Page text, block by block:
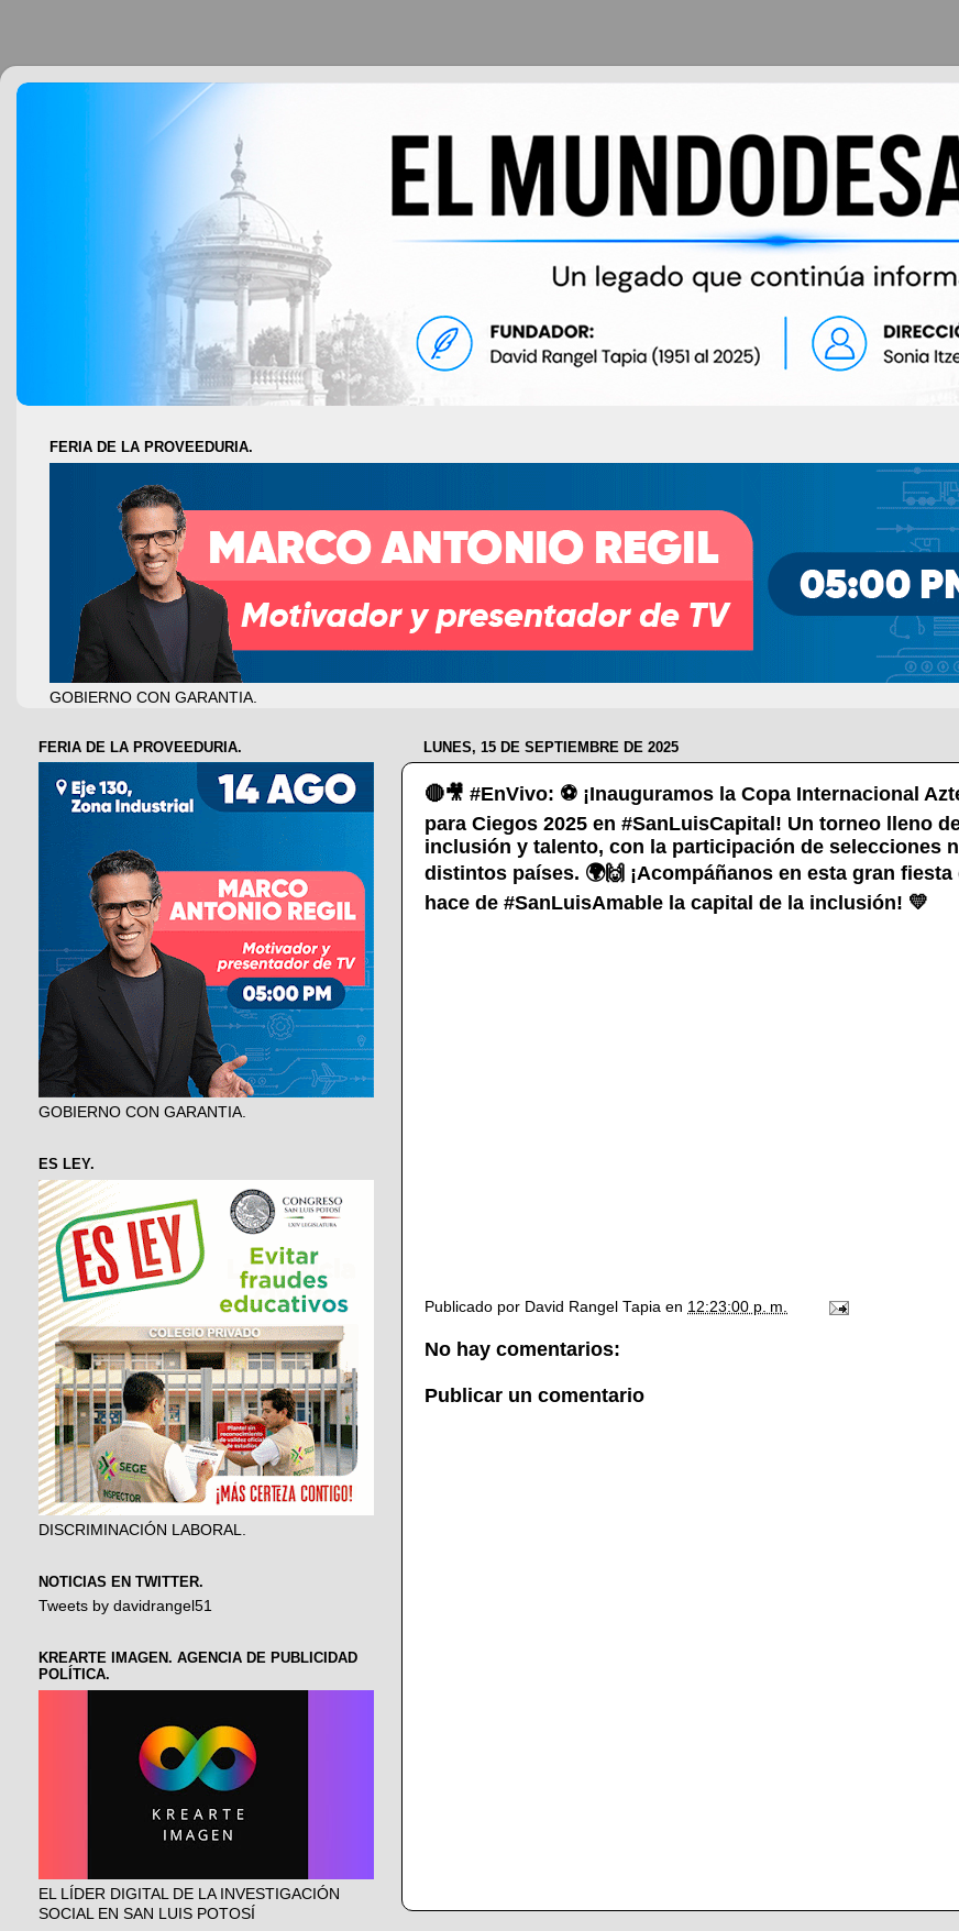
FERIA DE LA PROVEEDURIA.
GOBIERNO CON GARANTIA.
LUNES, 15 DE SEPTIEMBRE DE 2025
🔴🎥 #EnVivo: ⚽ ¡Inauguramos la Copa Internacional
para Ciegos 2025 en #SanLuisCapital! Un torneo lleno
inclusión y talento, con la participación de selecciones
distintos países. 🌍🙌 ¡Acompáñanos en esta gran
hace de #SanLuisAmable la capital de la inclusión! 💛
Publicado por David Rangel Tapia en 12:23:00 p. m.
No hay comentarios:
Publicar un comentario
FERIA DE LA PROVEEDURIA.
GOBIERNO CON GARANTIA.
ES LEY.
DISCRIMINACIÓN LABORAL.
NOTICIAS EN TWITTER.
Tweets by davidrangel51
KREARTE IMAGEN. AGENCIA DE PUBLICIDAD
POLÍTICA.
EL LÍDER DIGITAL DE LA INVESTIGACIÓN
SOCIAL EN SAN LUIS POTOSÍ